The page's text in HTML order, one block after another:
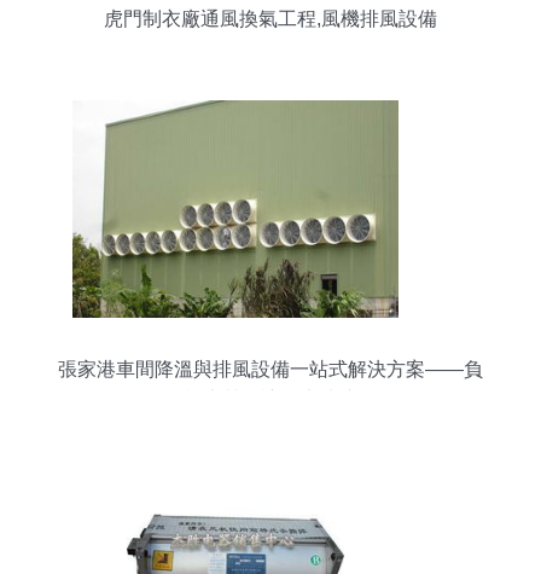
虎門制衣廠通風換氣工程,風機排風設備
張家港車間降溫與排風設備一站式解決方案——負